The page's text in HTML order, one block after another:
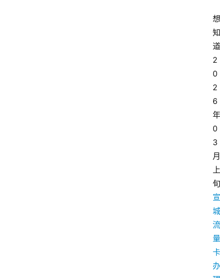
想
知
道
2
0
2
6
年
0
3
月
上
旬
宣
城
流
量
卡
办